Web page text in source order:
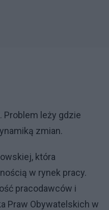
Problem leży gdzie
zmian.
która
w rynek pracy.
pracodawców i
Praw Obywatelskich w